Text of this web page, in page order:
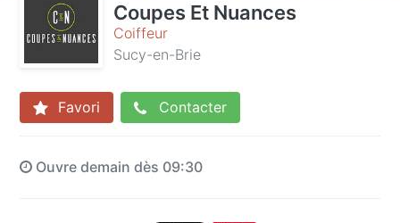
Coupes Et Nuances
Coiffeur
Sucy-en-Brie
Favori Contacter
Ouvre demain dès 09:30